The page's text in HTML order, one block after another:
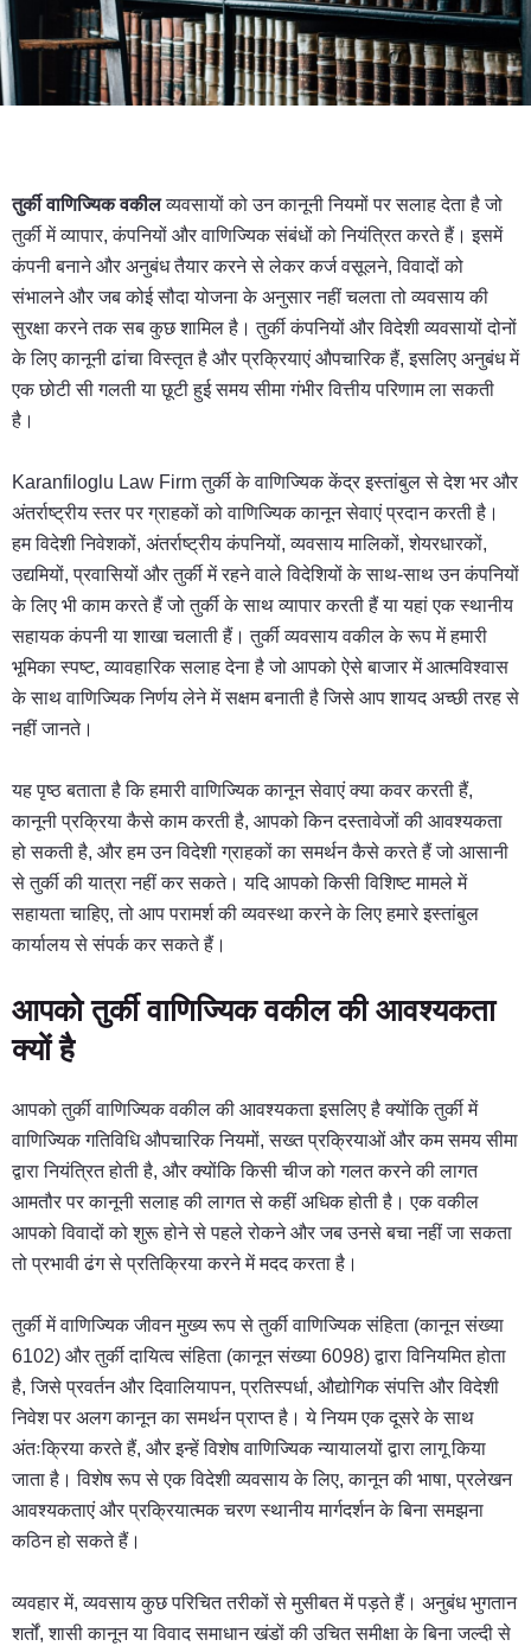
तुर्की वाणिज्यिक वकीलव्यवसायों को उन कानूनी नियमों पर सलाह देता है जो
तुर्की में व्यापार, कंपनियों और वाणिज्यिक संबंधों को नियंत्रित करते हैं। इसमें
कंपनी बनाने और अनुबंध तैयार करने से लेकर कर्ज वसूलने, विवादों को
संभालने और जब कोई सौदा योजना के अनुसार नहीं चलता तो व्यवसाय की
सुरक्षा करने तक सब कुछ शामिल है। तुर्की कंपनियों और विदेशी व्यवसायों दोनों
के लिए कानूनी ढांचा विस्तृत है और प्रक्रियाएं औपचारिक हैं, इसलिए अनुबंध में
एक छोटी सी गलती या छूटी हुई समय सीमा गंभीर वित्तीय परिणाम ला सकती
है।
Karanfiloglu Law Firm तुर्की के वाणिज्यिक केंद्र इस्तांबुल से देश भर और
अंतर्राष्ट्रीय स्तर पर ग्राहकों को वाणिज्यिक कानून सेवाएं प्रदान करती है।
हम विदेशी निवेशकों, अंतर्राष्ट्रीय कंपनियों, व्यवसाय मालिकों, शेयरधारकों,
उद्यमियों, प्रवासियों और तुर्की में रहने वाले विदेशियों के साथ-साथ उन कंपनियों
के लिए भी काम करते हैं जो तुर्की के साथ व्यापार करती हैं या यहां एक स्थानीय
सहायक कंपनी या शाखा चलाती हैं। तुर्की व्यवसाय वकील के रूप में हमारी
भूमिका स्पष्ट, व्यावहारिक सलाह देना है जो आपको ऐसे बाजार में आत्मविश्वास
के साथ वाणिज्यिक निर्णय लेने में सक्षम बनाती है जिसे आप शायद अच्छी तरह से
नहीं जानते।
यह पृष्ठ बताता है कि हमारी वाणिज्यिक कानून सेवाएं क्या कवर करती हैं,
कानूनी प्रक्रिया कैसे काम करती है, आपको किन दस्तावेजों की आवश्यकता
हो सकती है, और हम उन विदेशी ग्राहकों का समर्थन कैसे करते हैं जो आसानी
से तुर्की की यात्रा नहीं कर सकते। यदि आपको किसी विशिष्ट मामले में
सहायता चाहिए, तो आप परामर्श की व्यवस्था करने के लिए हमारे इस्तांबुल
कार्यालय से संपर्क कर सकते हैं।
आपको तुर्की वाणिज्यिक वकील की आवश्यकता
क्यों है
आपको तुर्की वाणिज्यिक वकील की आवश्यकता इसलिए है क्योंकि तुर्की में
वाणिज्यिक गतिविधि औपचारिक नियमों, सख्त प्रक्रियाओं और कम समय सीमा
द्वारा नियंत्रित होती है, और क्योंकि किसी चीज को गलत करने की लागत
आमतौर पर कानूनी सलाह की लागत से कहीं अधिक होती है। एक वकील
आपको विवादों को शुरू होने से पहले रोकने और जब उनसे बचा नहीं जा सकता
तो प्रभावी ढंग से प्रतिक्रिया करने में मदद करता है।
तुर्की में वाणिज्यिक जीवन मुख्य रूप से तुर्की वाणिज्यिक संहिता (कानून संख्या
6102) और तुर्की दायित्व संहिता (कानून संख्या 6098) द्वारा विनियमित होता
है, जिसे प्रवर्तन और दिवालियापन, प्रतिस्पर्धा, औद्योगिक संपत्ति और विदेशी
निवेश पर अलग कानून का समर्थन प्राप्त है। ये नियम एक दूसरे के साथ
अंतःक्रिया करते हैं, और इन्हें विशेष वाणिज्यिक न्यायालयों द्वारा लागू किया
जाता है। विशेष रूप से एक विदेशी व्यवसाय के लिए, कानून की भाषा, प्रलेखन
आवश्यकताएं और प्रक्रियात्मक चरण स्थानीय मार्गदर्शन के बिना समझना
कठिन हो सकते हैं।
व्यवहार में, व्यवसाय कुछ परिचित तरीकों से मुसीबत में पड़ते हैं। अनुबंध भुगतान
शर्तों, शासी कानून या विवाद समाधान खंडों की उचित समीक्षा के बिना जल्दी से